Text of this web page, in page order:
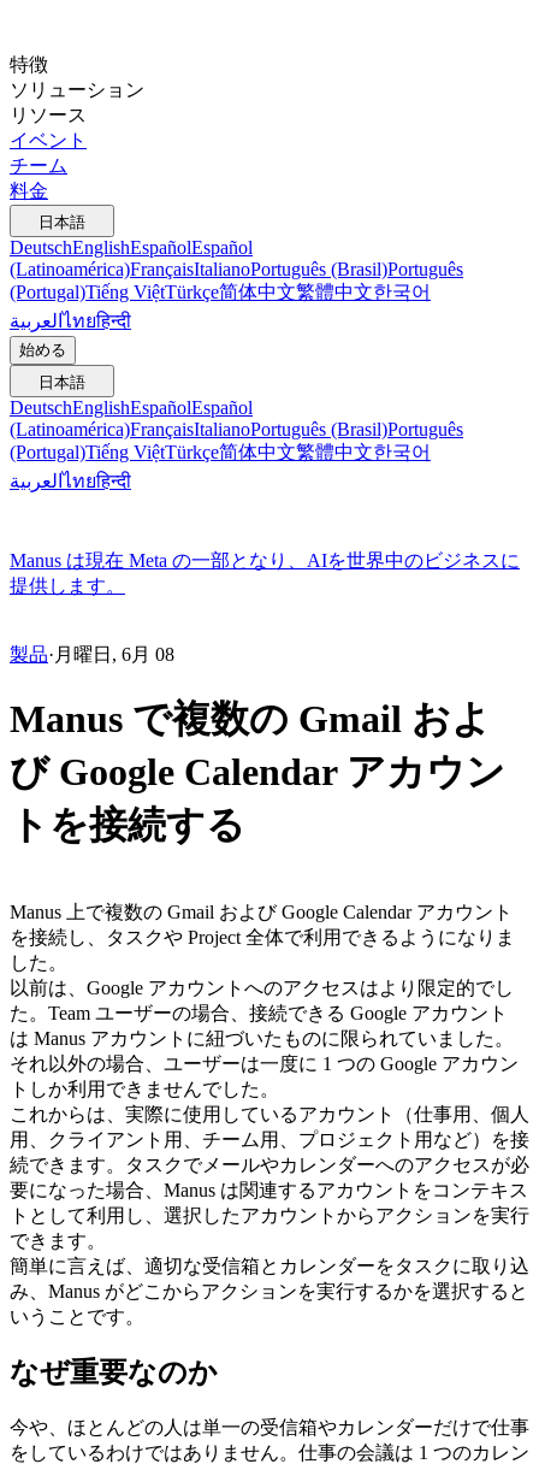
特徴
ソリューション
リソース
イベント
チーム
料金
日本語
DeutschEnglishEspañolEspañol
(Latinoamérica)FrançaisItalianoPortuguês (Brasil)Português
(Portugal)Tiếng ViệtTürkçe简体中文繁體中文한국어
العربيةไทยहिन्दी
始める
日本語
DeutschEnglishEspañolEspañol
(Latinoamérica)FrançaisItalianoPortuguês (Brasil)Português
(Portugal)Tiếng ViệtTürkçe简体中文繁體中文한국어
العربيةไทยहिन्दी
Manus は現在 Meta の一部となり、AIを世界中のビジネスに
提供します。
製品· 月曜日, 6月 08
Manus で複数の Gmail およ
び Google Calendar アカウン
トを接続する
Manus 上で複数の Gmail および Google Calendar アカウント
を接続し、タスクや Project 全体で利用できるようになりま
した。
以前は、Google アカウントへのアクセスはより限定的でし
た。Team ユーザーの場合、接続できる Google アカウント
は Manus アカウントに紐づいたものに限られていました。
それ以外の場合、ユーザーは一度に 1 つの Google アカウン
トしか利用できませんでした。
これからは、実際に使用しているアカウント（仕事用、個人
用、クライアント用、チーム用、プロジェクト用など）を接
続できます。タスクでメールやカレンダーへのアクセスが必
要になった場合、Manus は関連するアカウントをコンテキス
トとして利用し、選択したアカウントからアクションを実行
できます。
簡単に言えば、 適切な受信箱とカレンダーをタスクに取り込
み、Manus がどこからアクションを実行するかを選択する と
いうことです。
なぜ重要なのか
今や、ほとんどの人は単一の受信箱やカレンダーだけで仕事
をしているわけではありません。仕事の会議は 1 つのカレン